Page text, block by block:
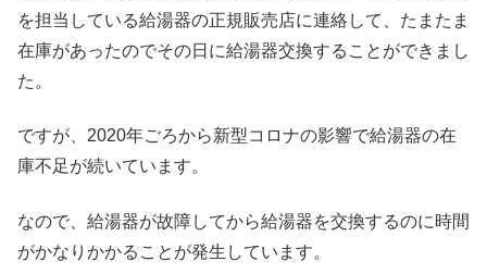
を担当している給湯器の正規販売店に連絡して、たまたま
在庫があったのでその日に給湯器交換することができまし
た。
ですが、2020年ごろから新型コロナの影響で給湯器の在
庫不足が続いています。
なので、給湯器が故障してから給湯器を交換するのに時間
がかなりかかることが発生しています。